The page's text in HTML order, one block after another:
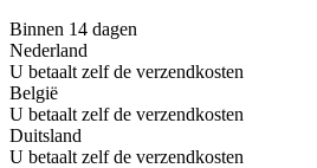
Binnen 14 dagen
Nederland
U betaalt zelf de verzendkosten
België
U betaalt zelf de verzendkosten
Duitsland
U betaalt zelf de verzendkosten